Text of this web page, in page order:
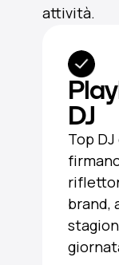
attività.
DJ
Top
brand,